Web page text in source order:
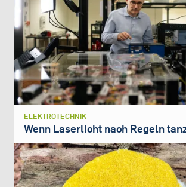
ELEKTROTECHNIK
Wenn Laserlicht nach Regeln